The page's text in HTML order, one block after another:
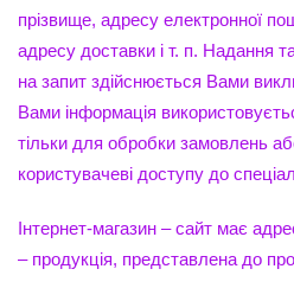
прізвище, адресу електронної
адресу доставки і т. п. Надання
на запит здійснюється Вами
Вами інформація
тільки для обробки замовлень
користувачеві доступу до
Інтернет-магазин – сайт має
– продукція, представлена до